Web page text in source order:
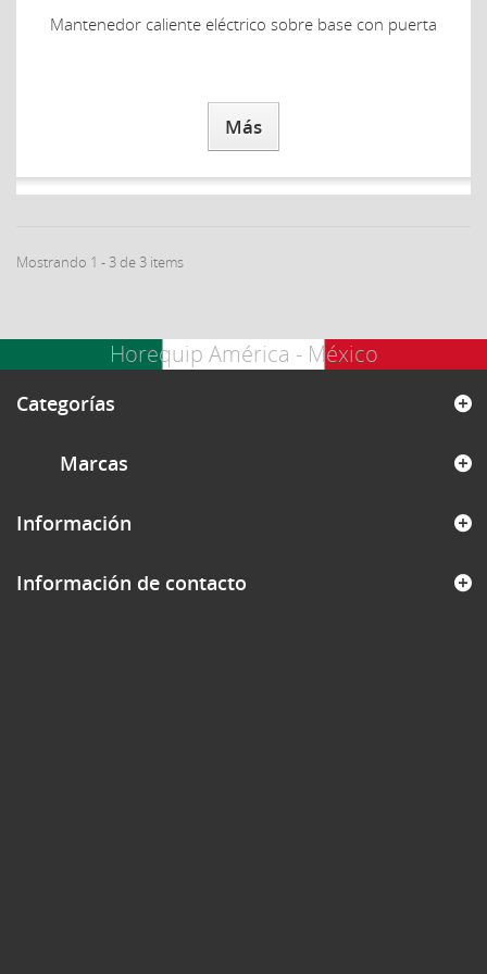
Mantenedor caliente eléctrico sobre base con puerta
Más
Mostrando 1 - 3 de 3 items
Horequip América - México
Categorías
Marcas
Información
Información de contacto